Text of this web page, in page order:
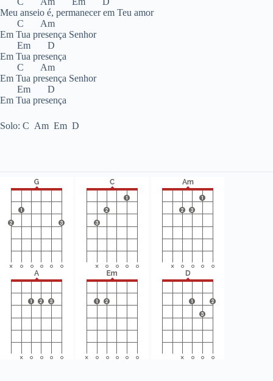
Meu anseio é, permanecer em Teu amor
C Am
Em Tua presença Senhor
Em D
Em Tua presença
C Am
Em Tua presença Senhor
Em D
Em Tua presença
Solo: C Am Em D